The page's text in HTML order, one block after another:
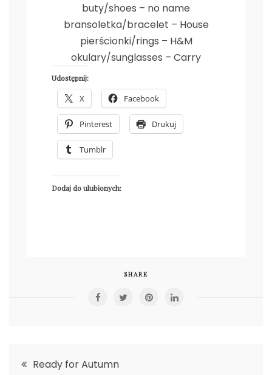
buty/shoes – no name
bransoletka/bracelet – House
pierścionki/rings – H&M
okulary/sunglasses – Carry
Udostępnij:
X Facebook
Pinterest Drukuj
Tumblr
Dodaj do ulubionych:
SHARE
Nawigacja
Ready for Autumn